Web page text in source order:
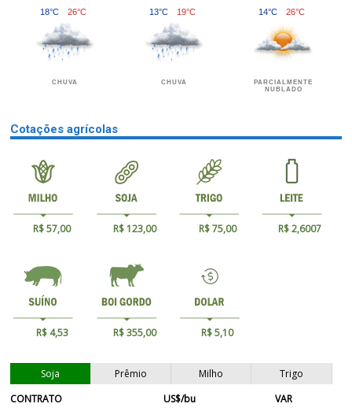
18°C 26°C
CHUVA
13°C 19°C
CHUVA
14°C 26°C
PARCIALMENTE
NUBLADO
Cotações agrícolas
R$ 57,00 R$ 123,00 R$ 75,00 R$ 2,6007
R$ 4,53 R$ 355,00 R$ 5,10
Soja Prêmio Milho
Trigo
CONTRATO
US$/bu
VAR